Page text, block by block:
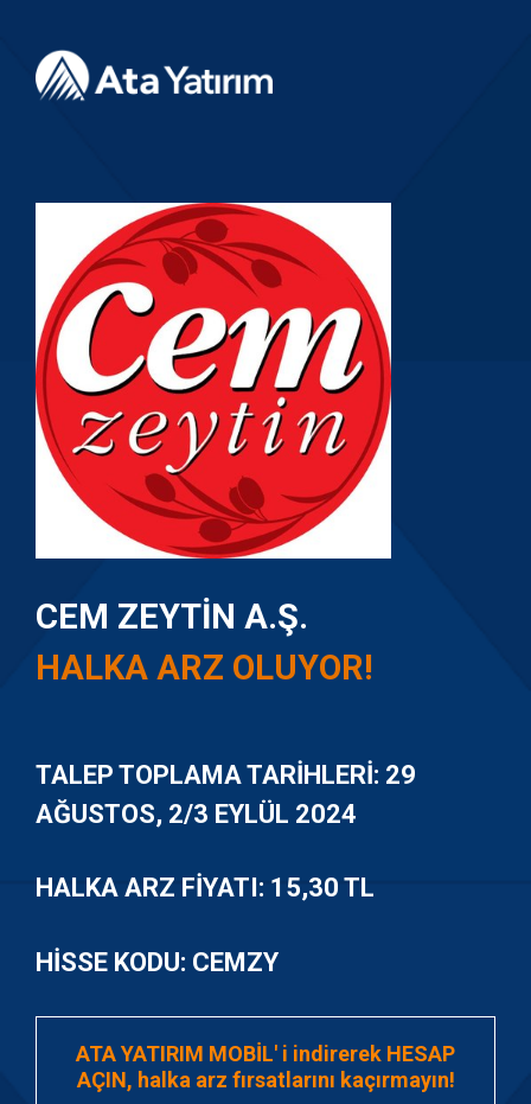
CEM ZEYTIN A.Ş.
HALKA ARZ OLUYOR!
TALEP TOPLAMA TARIHLERI: 29
AĞUSTOS, 2/3 EYLÜL 2024
HALKA ARZ FIYATI: 15,30 TL
HISSE KODU: CEMZY
ATA YATIRIM MOBİL' i indirerek HESAP
AÇIN, halka arz fırsatlarını kaçırmayın!